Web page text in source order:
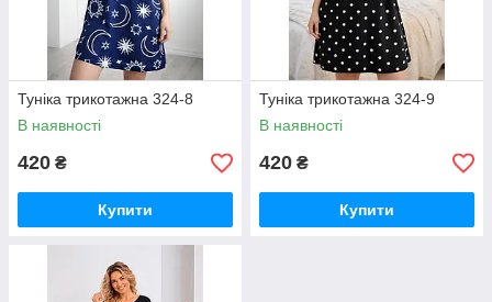
Туніка трикотажна 324-8
В наявності
420 ₴
Купити
Туніка трикотажна 324-9
В наявності
420 ₴
Купити